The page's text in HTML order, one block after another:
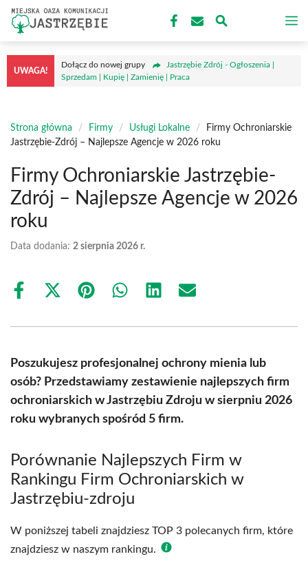
Przejdź
treści
UWAGA!
Dołącz do nowej grupy
Jastrzębie Zdrój - Ogłoszenia |
Sprzedam | Kupię | Zamienię | Praca
Strona główna / Firmy / Usługi Lokalne /
Firmy Ochroniarskie
Jastrzębie-Zdrój – Najlepsze Agencje w 2026 roku
Firmy Ochroniarskie Jastrzębie-
Zdrój – Najlepsze Agencje w 2026
roku
Data dodania: 2 sierpnia 2026 r.
Share
Share
(Twitter)
Share Share Share Share
Poszukujesz profesjonalnej ochrony mienia lub
osób? Przedstawiamy zestawienie najlepszych firm
ochroniarskich w Jastrzębiu Zdroju w sierpniu 2026
roku wybranych spośród 5 firm.
Porównanie Najlepszych Firm w
Rankingu Firm Ochroniarskich w
Jastrzębiu-zdroju
W poniższej tabeli znajdziesz TOP 3 polecanych firm, które
znajdziesz w naszym rankingu.